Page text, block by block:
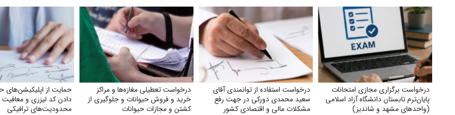
درخواست برگزاری مجازی امتحانات
پایان‌ترم تابستان دانشگاه آزاد اسلامی
(واحدهای مشهد و شاندیز)
درخواست استفاده از توانمندی آقای
سعید محمدی دورکی در جهت رفع
مشکلات مالی و اقتصادی کشور
درخواست تعطیلی مغازه‌ها و مراکز
خرید و فروش حیوانات و جلوگیری از
کشتن و مجازات حیوانات
حمایت از اپلیکیشن‌های
دادن کد لیزری و معافیت
محدودیت‌های ترافیکی